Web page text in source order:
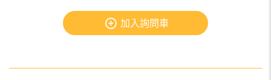
加入詢問車